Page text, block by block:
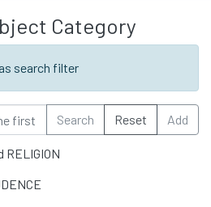
Category
search filter
Search Reset Add
RELIGION